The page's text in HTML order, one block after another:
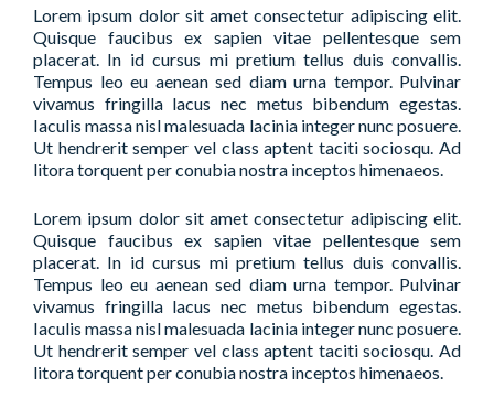
Lorem ipsum dolor sit amet consectetur adipiscing elit.
Quisque faucibus ex sapien vitae pellentesque sem
placerat. In id cursus mi pretium tellus duis convallis.
Tempus leo eu aenean sed diam urna tempor. Pulvinar
vivamus fringilla lacus nec metus bibendum egestas.
Iaculis massa nisl malesuada lacinia integer nunc posuere.
Ut hendrerit semper vel class aptent taciti sociosqu. Ad
litora torquent per conubia nostra inceptos himenaeos.
Lorem ipsum dolor sit amet consectetur adipiscing elit.
Quisque faucibus ex sapien vitae pellentesque sem
placerat. In id cursus mi pretium tellus duis convallis.
Tempus leo eu aenean sed diam urna tempor. Pulvinar
vivamus fringilla lacus nec metus bibendum egestas.
Iaculis massa nisl malesuada lacinia integer nunc posuere.
Ut hendrerit semper vel class aptent taciti sociosqu. Ad
litora torquent per conubia nostra inceptos himenaeos.